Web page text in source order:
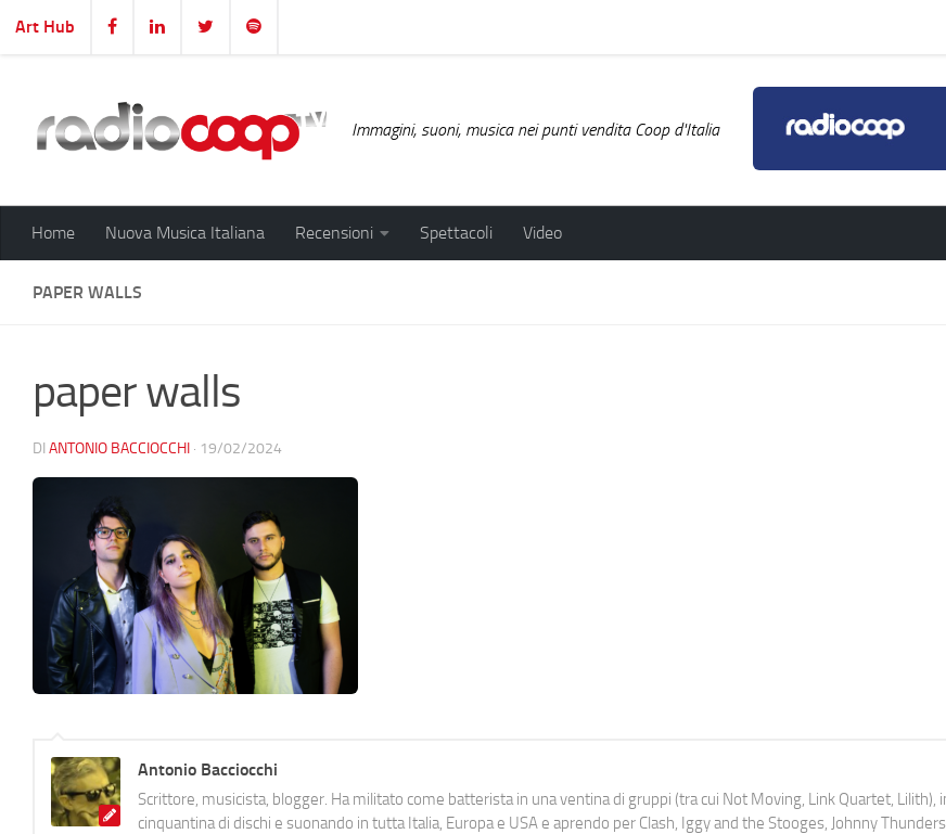
Salta al contenuto
Art Hub
Immagini, suoni, musica nei punti vendita Coop d'Italia
Home Nuova Musica Italiana Recensioni Spettacoli Video
PAPER WALLS
paper walls
DI ANTONIO BACCIOCCHI · 19/02/2024
Antonio Bacciocchi
Scrittore, musicista, blogger. Ha militato come batterista in una ventina di gruppi (tra cui Not Moving, Link Quartet, Lilith),
cinquantina di dischi e suonando in tutta Italia, Europa e USA e aprendo per Clash, Iggy and the Stooges, Johnny